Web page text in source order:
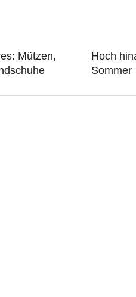
Mützen,
Hoch
Sommer